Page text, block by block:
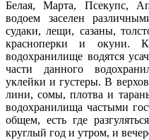
Белая, Марта, Псекупс,
водоем заселен
судаки, лещи, сазаны,
красноперки и окуни.
водохранилище водятся
части данного
уклейки и густеры. В
лини, сомы, плотва и
водохранилища частыми
общем, есть где
круглый год и утром, и